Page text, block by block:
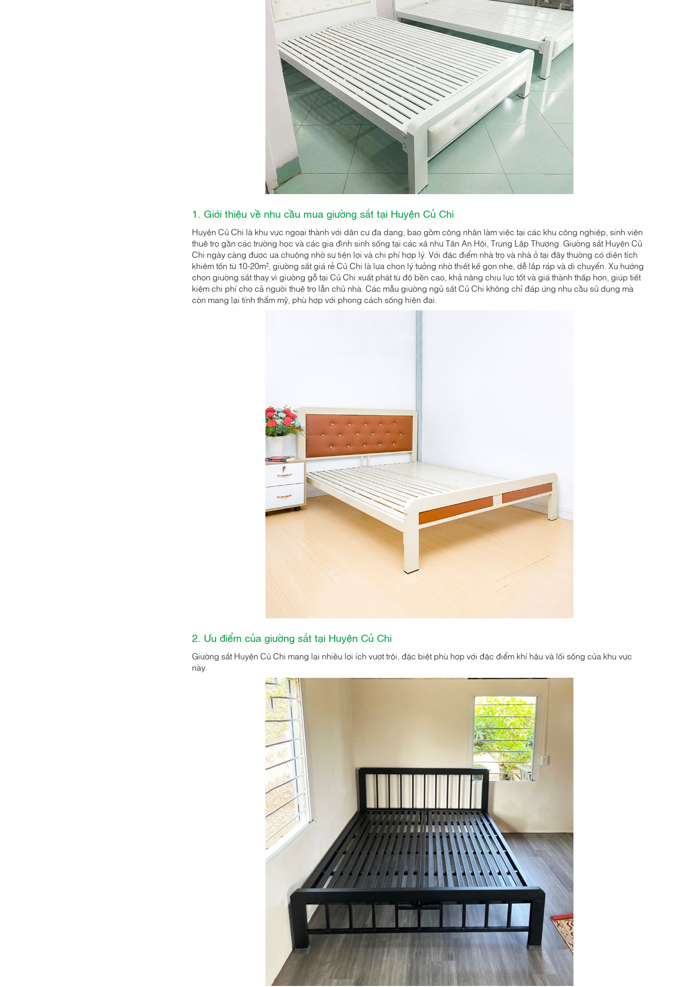
1. Giới thiệu về nhu cầu mua giường sắt tại Huyện Củ Chi
Huyện Củ Chi là khu vực ngoại thành với dân cư đa dạng, bao gồm công nhân làm việc tại các khu công nghiệp, sinh viên
thuê trọ gần các trường học và các gia đình sinh sống tại các xã như Tân An Hội, Trung Lập Thượng. Giường sắt Huyện Củ
Chi ngày càng được ưa chuộng nhờ sự tiện lợi và chi phí hợp lý. Với đặc điểm nhà trọ và nhà ở tại đây thường có diện tích
khiêm tốn từ 10-20m², giường sắt giá rẻ Củ Chi là lựa chọn lý tưởng nhờ thiết kế gọn nhẹ, dễ lắp ráp và di chuyển. Xu hướng
chọn giường sắt thay vì giường gỗ tại Củ Chi xuất phát từ độ bền cao, khả năng chịu lực tốt và giá thành thấp hơn, giúp tiết
kiệm chi phí cho cả người thuê trọ lẫn chủ nhà. Các mẫu giường ngủ sắt Củ Chi không chỉ đáp ứng nhu cầu sử dụng mà
còn mang lại tính thẩm mỹ, phù hợp với phong cách sống hiện đại.
2. Ưu điểm của giường sắt tại Huyện Củ Chi
Giường sắt Huyện Củ Chi mang lại nhiều lợi ích vượt trội, đặc biệt phù hợp với đặc điểm khí hậu và lối sống của khu vực
này.